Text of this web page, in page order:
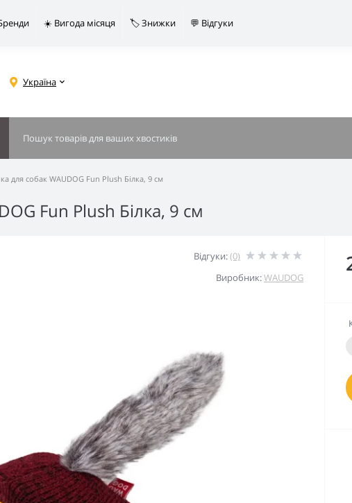
☀️ Вигода місяця 🏷️ Знижки 💬 Відгуки
Україна
для собак WAUDOG Fun Plush Білка, 9 см
Fun Plush Білка, 9 см
Відгуки:(0)
Виробник:WAUDOG